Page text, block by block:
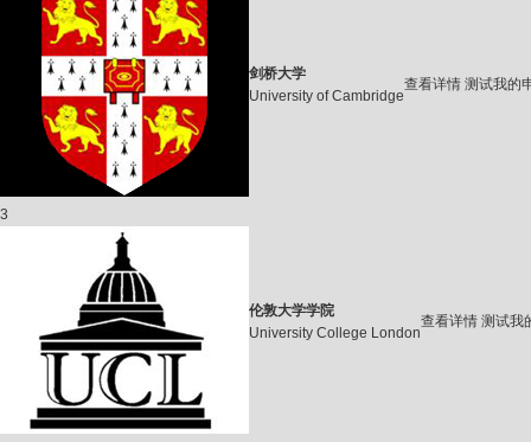
剑桥大学
University of Cambridge
查看详情 测试我的
3
伦敦大学学院
University College London
查看详情 测试我